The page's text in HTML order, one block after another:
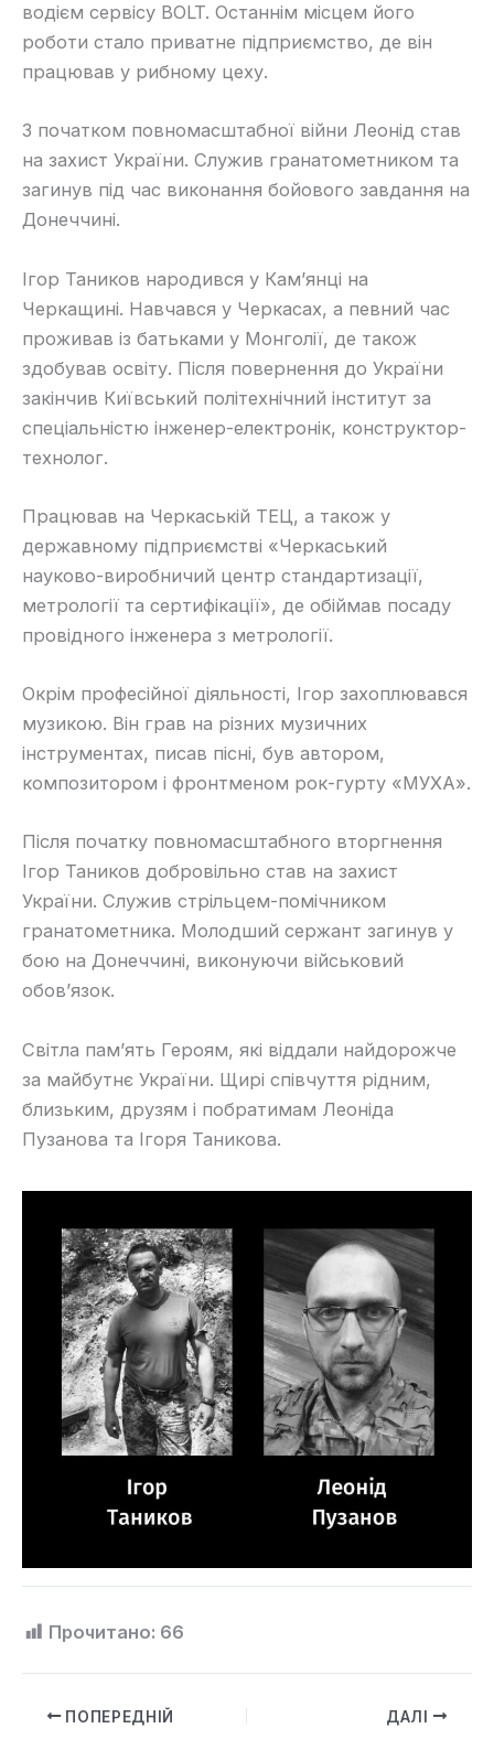
водієм сервісу BOLT. Останнім місцем його
роботи стало приватне підприємство, де він
працював у рибному цеху.
З початком повномасштабної війни Леонід став
на захист України. Служив гранатометником та
загинув під час виконання бойового завдання на
Донеччині.
Ігор Таников народився у Кам’янці на
Черкащині. Навчався у Черкасах, а певний час
проживав із батьками у Монголії, де також
здобував освіту. Після повернення до України
закінчив Київський політехнічний інститут за
спеціальністю інженер-електронік, конструктор-
технолог.
Працював на Черкаській ТЕЦ, а також у
державному підприємстві «Черкаський
науково-виробничий центр стандартизації,
метрології та сертифікації», де обіймав посаду
провідного інженера з метрології.
Окрім професійної діяльності, Ігор захоплювався
музикою. Він грав на різних музичних
інструментах, писав пісні, був автором,
композитором і фронтменом рок-гурту «МУХА».
Після початку повномасштабного вторгнення
Ігор Таников добровільно став на захист
України. Служив стрільцем-помічником
гранатометника. Молодший сержант загинув у
бою на Донеччині, виконуючи військовий
обов’язок.
Світла пам’ять Героям, які віддали найдорожче
за майбутнє України. Щирі співчуття рідним,
близьким, друзям і побратимам Леоніда
Пузанова та Ігоря Таникова.
Прочитано: 66
ПОПЕРЕДНІЙ ДАЛІ